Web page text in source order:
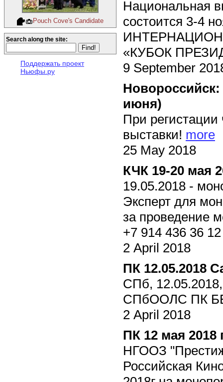
Pouch Cove's Candidate
Search along the site:
Поддержать проект
Ньюфы.ру
Национальная
состоится 3-4
«КУБОК
9 September
июня)
При
выставки! more
25 May 2018
КЧК 19-20 мая
19.05.2018 -
Эксперт для
за проведение
+7 914 436 36
2 April 2018
ПК 12.05.2018
СПб,
СПбООЛС ПК
2 April 2018
ПК 12 мая 2018
НГООЗ
Российская